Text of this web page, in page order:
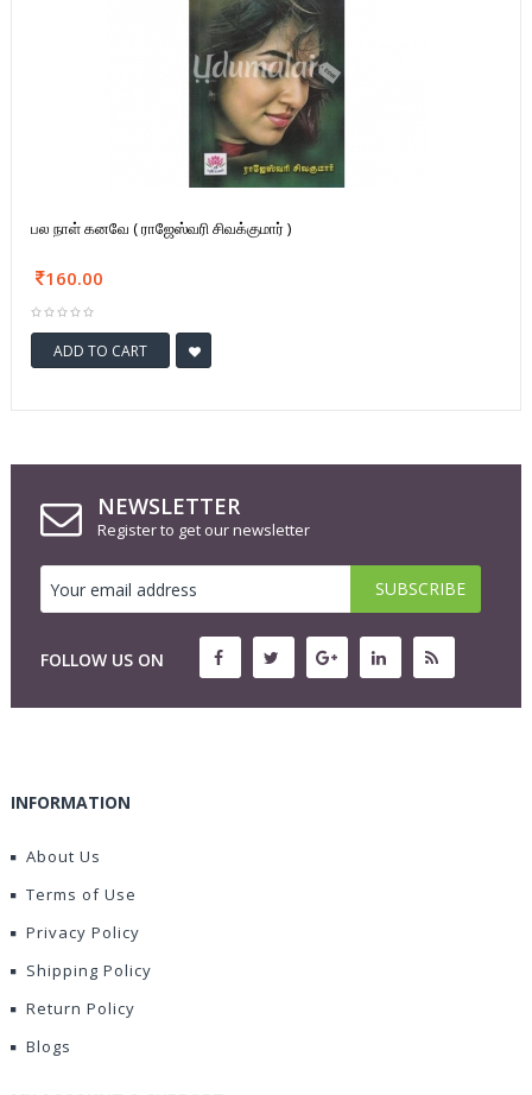
பல நாள் கனவே ( ராஜேஸ்வரி சிவக்குமார் )
160.00
ADD TO CART
NEWSLETTER
Register to get our newsletter
FOLLOW US ON
INFORMATION
About Us
Terms of Use
Privacy Policy
Shipping Policy
Return Policy
Blogs